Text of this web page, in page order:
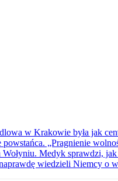
w Krakowie była jak
„Pragnienie
Wołyniu. Medyk sprawdzi,
wiedzieli Niemcy o